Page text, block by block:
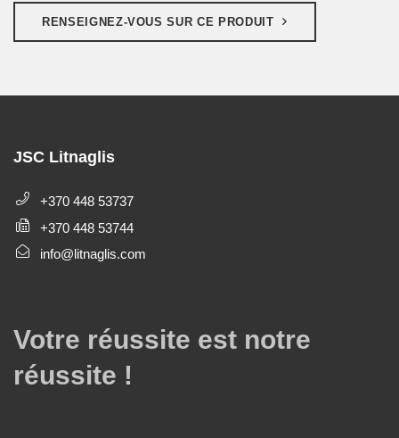
RENSEIGNEZ-VOUS SUR CE PRODUIT
JSC Litnaglis
+370 448 53737
+370 448 53744
info@litnaglis.com
Votre réussite est notre
réussite !